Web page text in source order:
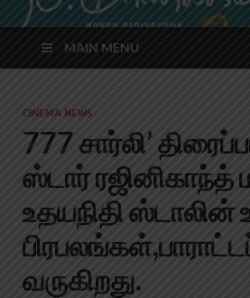
MAIN MENU
CINEMA NEWS
777 சார்லி’
ஸ்டார் ரஜினிகாந்த்
உதயநிதி ஸ்டாலின்
வருகிறது.